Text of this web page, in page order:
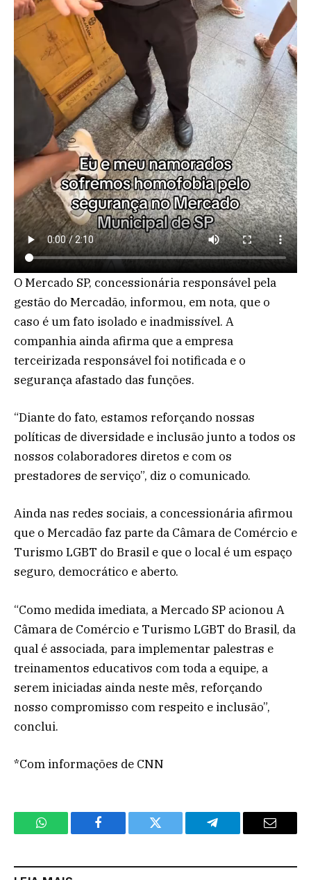
O Mercado SP, concessionária responsável pela
gestão do Mercadão, informou, em nota, que o
caso é um fato isolado e inadmissível. A
companhia ainda afirma que a empresa
terceirizada responsável foi notificada e o
segurança afastado das funções.
“Diante do fato, estamos reforçando nossas
políticas de diversidade e inclusão junto a todos os
nossos colaboradores diretos e com os
prestadores de serviço”, diz o comunicado.
Ainda nas redes sociais, a concessionária afirmou
que o Mercadão faz parte da Câmara de Comércio e
Turismo LGBT do Brasil e que o local é um espaço
seguro, democrático e aberto.
“Como medida imediata, a Mercado SP acionou A
Câmara de Comércio e Turismo LGBT do Brasil, da
qual é associada, para implementar palestras e
treinamentos educativos com toda a equipe, a
serem iniciadas ainda neste mês, reforçando
nosso compromisso com respeito e inclusão”,
conclui.
*Com informações de CNN
WhatsApp Facebook Twitter Telegram Email